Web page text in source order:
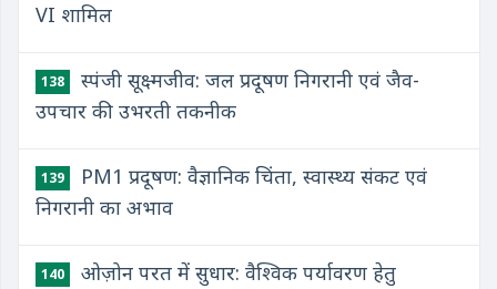
VI शामिल
138
स्पंजी सूक्ष्मजीव: जल प्रदूषण निगरानी एवं जैव-
उपचार की उभरती तकनीक
139
PM1 प्रदूषण: वैज्ञानिक चिंता, स्वास्थ्य संकट एवं
निगरानी का अभाव
140
ओज़ोन परत में सुधार: वैश्विक पर्यावरण हेतु